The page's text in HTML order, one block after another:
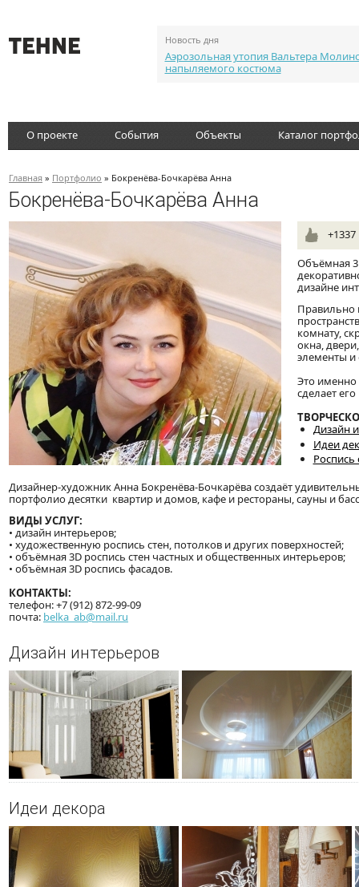
Новость дня
Аэрозольная утопия Вальтера
напыляемого костюма
О проекте События Объекты Каталог
Главная » Портфолио » Бокренёва-Бочкарёва Анна
Бокренёва-Бочкарёва Анна
+1337
Объёмная
дизайне
Правильно
комнату,
окна,
элементы и
Это именно
сделает
Дизайн
Идеи
Роспись
Дизайнер-художник Анна Бокренёва-Бочкарёва создаёт
портфолио десятки квартир и домов, кафе и рестораны, сауны и
ВИДЫ УСЛУГ:
• дизайн интерьеров;
• художественную роспись стен, потолков и других поверхностей;
• объёмная 3D роспись стен частных и общественных интерьеров;
• объёмная 3D роспись фасадов.
КОНТАКТЫ:
телефон: +7 (912) 872-99-09
почта: belka_ab@mail.ru
Дизайн интерьеров
Идеи декора